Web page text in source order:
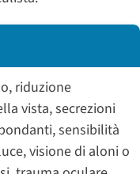
riduzione
vista, secrezioni
sensibilità
visione di aloni o